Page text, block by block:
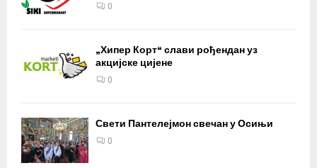
0
„Хипер Корт“ слави рођендан уз
акцијске цијене
0
Свети Пантелејмон свечан у Осињи
0